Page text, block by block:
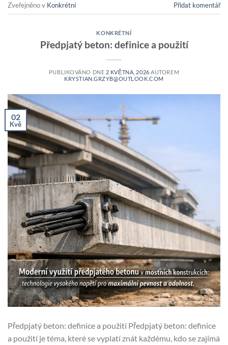
Zveřejněno v Konkrétní Přidat komentář
KONKRÉTNÍ
Předpjatý beton: definice a použití
PUBLIKOVÁNO DNE 2 KVĚTNA, 2026 AUTOREM
KRYSTIAN.GRZYB@OUTLOOK.COM
02
Kvě
Předpjatý beton: definice a použití Předpjatý beton: definice
a použití je téma, které se vyplatí znát každému, kdo se zajímá